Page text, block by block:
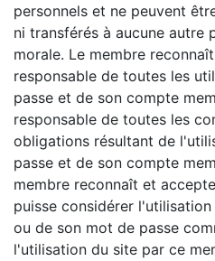
personnels et ne peuvent
ni transférés à aucune autre
morale. Le membre
responsable de toutes les
passe et de son compte
responsable de toutes les
obligations résultant de
passe et de son compte
membre reconnaît et
puisse considérer
ou de son mot de passe
l'utilisation du site par ce